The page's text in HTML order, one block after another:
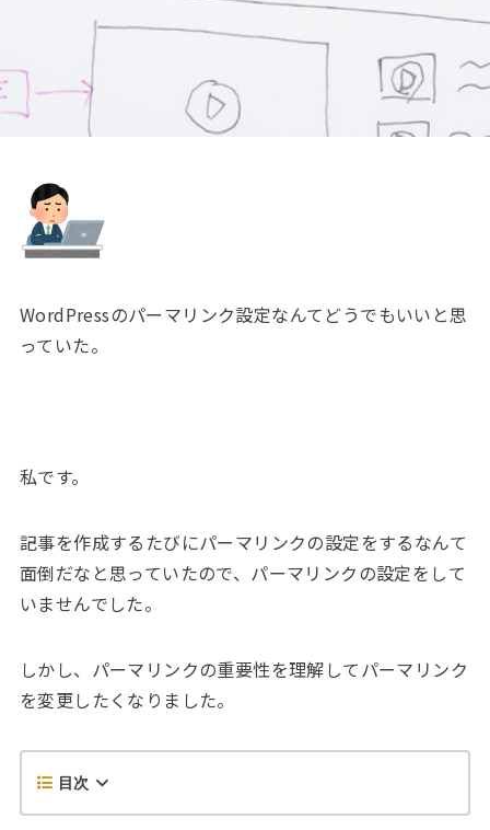
WordPressのパーマリンク設定なんてどうでもいいと思
っていた。
私です。
記事を作成するたびにパーマリンクの設定をするなんて
面倒だなと思っていたので、パーマリンクの設定をして
いませんでした。
しかし、パーマリンクの重要性を理解してパーマリンク
を変更したくなりました。
目次